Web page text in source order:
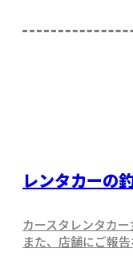
レンタカーの
カースタレンタカ
また、店舗にご報